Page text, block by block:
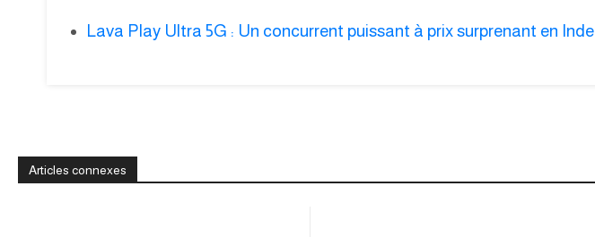
Lava Play Ultra 5G : Un concurrent puissant à prix surprenant en Inde
Articles connexes